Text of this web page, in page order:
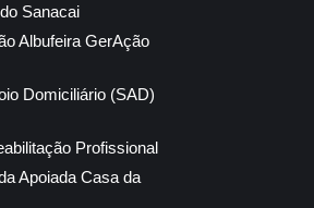
Sanacai
Albufeira GerAção
Domiciliário (SAD)
Profissional
Apoiada Casa da